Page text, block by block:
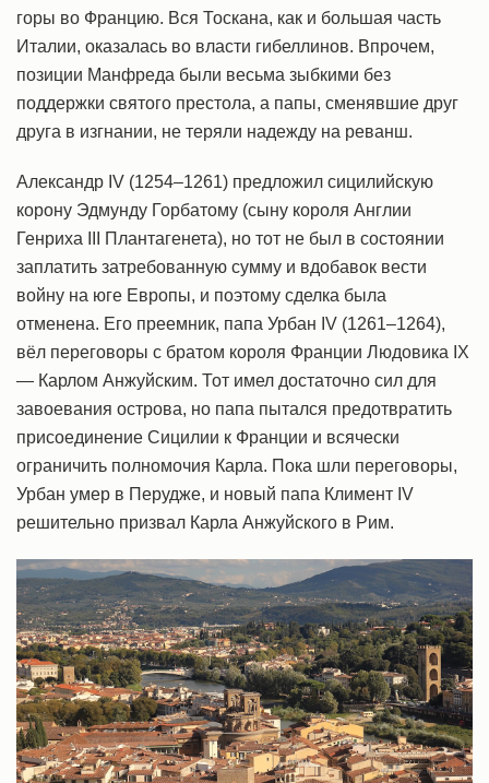
горы во Францию. Вся Тоскана, как и большая часть
Италии, оказалась во власти гибеллинов. Впрочем,
позиции Манфреда были весьма зыбкими без
поддержки святого престола, а папы, сменявшие друг
друга в изгнании, не теряли надежду на реванш.
Александр IV (1254–1261) предложил сицилийскую
корону Эдмунду Горбатому (сыну короля Англии
Генриха III Плантагенета), но тот не был в состоянии
заплатить затребованную сумму и вдобавок вести
войну на юге Европы, и поэтому сделка была
отменена. Его преемник, папа Урбан IV (1261–1264),
вёл переговоры с братом короля Франции Людовика IX
— Карлом Анжуйским. Тот имел достаточно сил для
завоевания острова, но папа пытался предотвратить
присоединение Сицилии к Франции и всячески
ограничить полномочия Карла. Пока шли переговоры,
Урбан умер в Перудже, и новый папа Климент IV
решительно призвал Карла Анжуйского в Рим.